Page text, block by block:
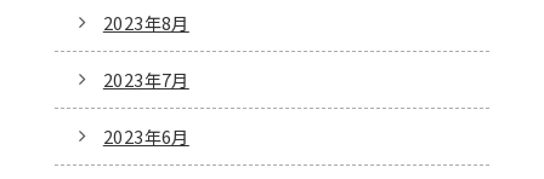
2023年8月
2023年7月
2023年6月